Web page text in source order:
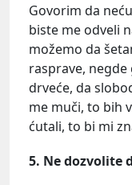
Govorim da
biste me odveli
možemo da
rasprave, negde
drveće, da
me muči, to bih
ćutali, to bi mi
5. Ne dozvolite